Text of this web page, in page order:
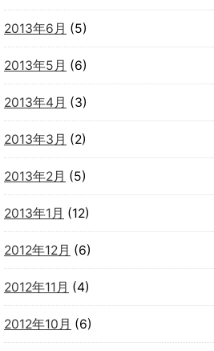
2013年6月 (5)
2013年5月 (6)
2013年4月 (3)
2013年3月 (2)
2013年2月 (5)
2013年1月 (12)
2012年12月 (6)
2012年11月 (4)
2012年10月 (6)